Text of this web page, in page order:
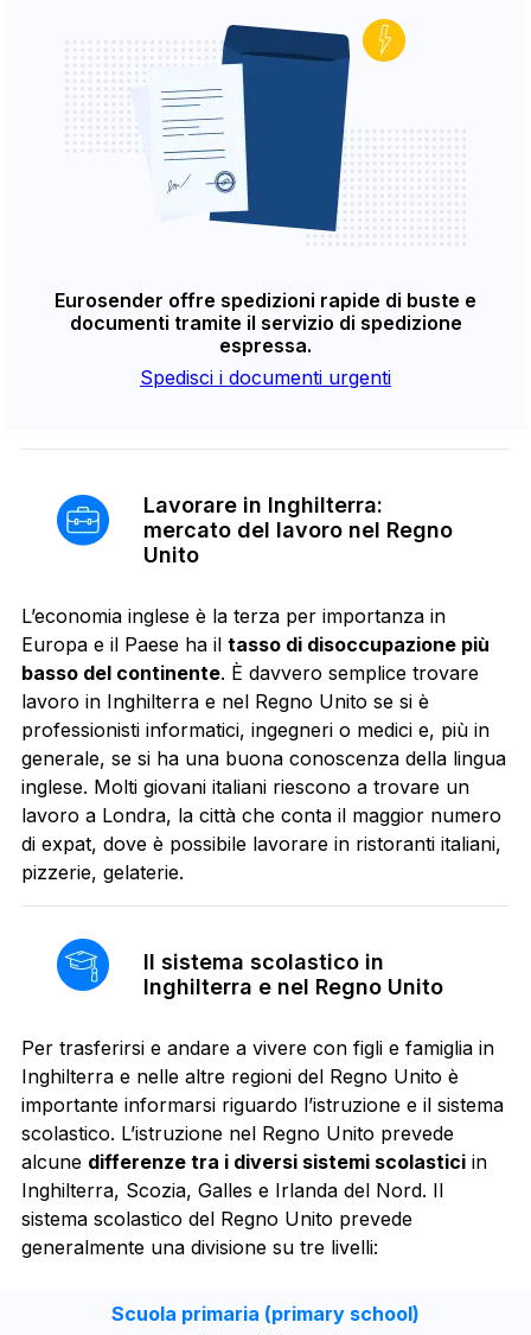
Eurosender offre spedizioni rapide di buste e
documenti tramite il servizio di spedizione
espressa.
Spedisci i documenti urgenti
Lavorare in Inghilterra:
mercato del lavoro nel Regno
Unito
L’economia inglese è la terza per importanza in
Europa e il Paese ha il tasso di disoccupazione più
basso del continente. È davvero semplice trovare
lavoro in Inghilterra e nel Regno Unito se si è
professionisti informatici, ingegneri o medici e, più in
generale, se si ha una buona conoscenza della lingua
inglese. Molti giovani italiani riescono a trovare un
lavoro a Londra, la città che conta il maggior numero
di expat, dove è possibile lavorare in ristoranti italiani,
pizzerie, gelaterie.
Il sistema scolastico in
Inghilterra e nel Regno Unito
Per trasferirsi e andare a vivere con figli e famiglia in
Inghilterra e nelle altre regioni del Regno Unito è
importante informarsi riguardo l’istruzione e il sistema
scolastico. L’istruzione nel Regno Unito prevede
alcune differenze tra i diversi sistemi scolastici in
Inghilterra, Scozia, Galles e Irlanda del Nord. Il
sistema scolastico del Regno Unito prevede
generalmente una divisione su tre livelli:
Scuola primaria (primary school)